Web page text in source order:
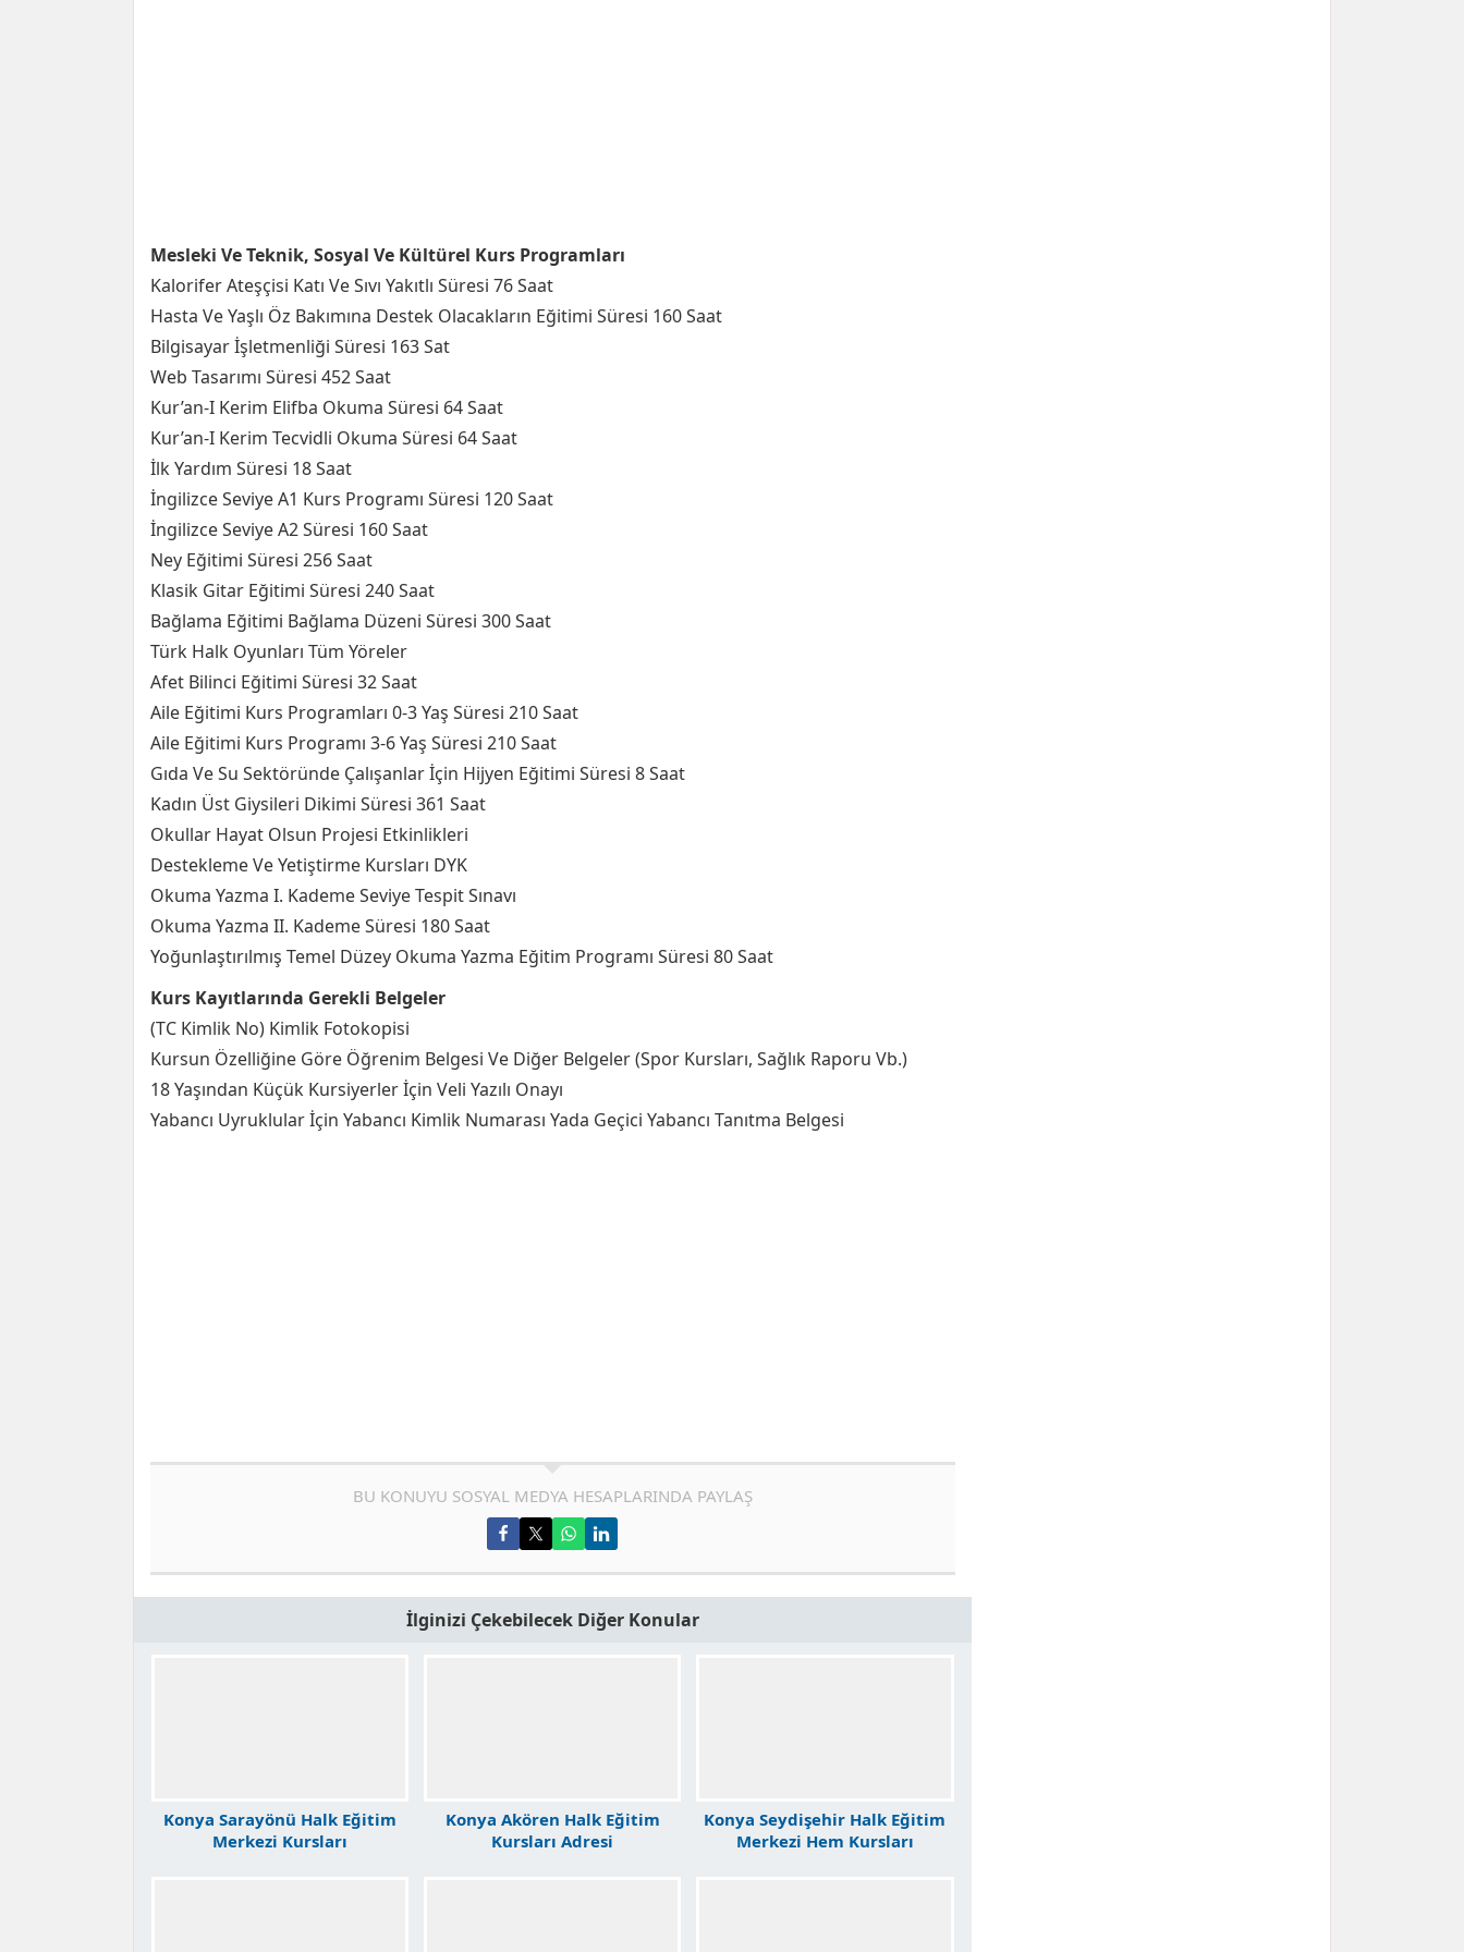
Mesleki Ve Teknik, Sosyal Ve Kültürel Kurs Programları
Kalorifer Ateşçisi Katı Ve Sıvı Yakıtlı Süresi 76 Saat
Hasta Ve Yaşlı Öz Bakımına Destek Olacakların Eğitimi Süresi 160 Saat
Bilgisayar İşletmenliği Süresi 163 Sat
Web Tasarımı Süresi 452 Saat
Kur’an-I Kerim Elifba Okuma Süresi 64 Saat
Kur’an-I Kerim Tecvidli Okuma Süresi 64 Saat
İlk Yardım Süresi 18 Saat
İngilizce Seviye A1 Kurs Programı Süresi 120 Saat
İngilizce Seviye A2 Süresi 160 Saat
Ney Eğitimi Süresi 256 Saat
Klasik Gitar Eğitimi Süresi 240 Saat
Bağlama Eğitimi Bağlama Düzeni Süresi 300 Saat
Türk Halk Oyunları Tüm Yöreler
Afet Bilinci Eğitimi Süresi 32 Saat
Aile Eğitimi Kurs Programları 0-3 Yaş Süresi 210 Saat
Aile Eğitimi Kurs Programı 3-6 Yaş Süresi 210 Saat
Gıda Ve Su Sektöründe Çalışanlar İçin Hijyen Eğitimi Süresi 8 Saat
Kadın Üst Giysileri Dikimi Süresi 361 Saat
Okullar Hayat Olsun Projesi Etkinlikleri
Destekleme Ve Yetiştirme Kursları DYK
Okuma Yazma I. Kademe Seviye Tespit Sınavı
Okuma Yazma II. Kademe Süresi 180 Saat
Yoğunlaştırılmış Temel Düzey Okuma Yazma Eğitim Programı Süresi 80 Saat
Kurs Kayıtlarında Gerekli Belgeler
(TC Kimlik No) Kimlik Fotokopisi
Kursun Özelliğine Göre Öğrenim Belgesi Ve Diğer Belgeler (Spor Kursları, Sağlık Raporu Vb.)
18 Yaşından Küçük Kursiyerler İçin Veli Yazılı Onayı
Yabancı Uyruklular İçin Yabancı Kimlik Numarası Yada Geçici Yabancı Tanıtma Belgesi
BU KONUYU SOSYAL MEDYA HESAPLARINDA PAYLAŞ
İlginizi Çekebilecek Diğer Konular
Konya Sarayönü Halk Eğitim
Merkezi Kursları
Konya Akören Halk Eğitim
Kursları Adresi
Konya Seydişehir Halk Eğitim
Merkezi Hem Kursları